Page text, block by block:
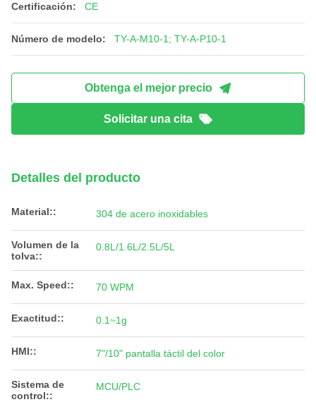
Certificación: CE
Número de modelo: TY-A-M10-1; TY-A-P10-1
Obtenga el mejor precio
Solicitar una cita
Detalles del producto
Material:: 304 de acero inoxidables
Volumen de la
tolva::
0.8L/1.6L/2.5L/5L
Max. Speed:: 70 WPM
Exactitud:: 0.1~1g
HMI:: 7"/10" pantalla táctil del color
Sistema de
control::
MCU/PLC